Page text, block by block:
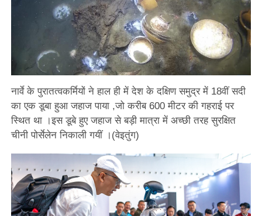
नार्वे के पुरातत्वकर्मियों ने हाल ही में देश के दक्षिण समुद्र में 18वीं सदी
का एक डूबा हुआ जहाज पाया ,जो करीब 600 मीटर की गहराई पर
स्थित था ।इस डूबे हुए जहाज से बड़ी मात्रा में अच्छी तरह सुरक्षित
चीनी पोर्सेलेन निकाली गयीं ।(वेइतुंग)